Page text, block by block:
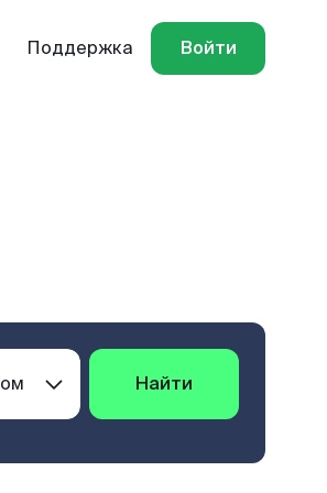
Поддержка Войти
Найти